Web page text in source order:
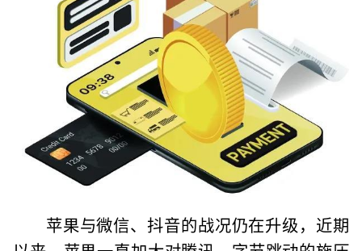
苹果与微信、抖音的战况仍在升级，近期